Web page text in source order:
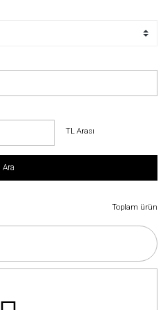
TL Arası
Ara
Toplam ürün